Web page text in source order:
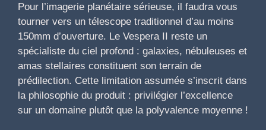
Pour l’imagerie planétaire sérieuse, il faudra vous
tourner vers un télescope traditionnel d’au moins
150mm d’ouverture. Le Vespera II reste un
spécialiste du ciel profond : galaxies, nébuleuses et
amas stellaires constituent son terrain de
prédilection. Cette limitation assumée s’inscrit dans
la philosophie du produit : privilégier l’excellence
sur un domaine plutôt que la polyvalence moyenne !